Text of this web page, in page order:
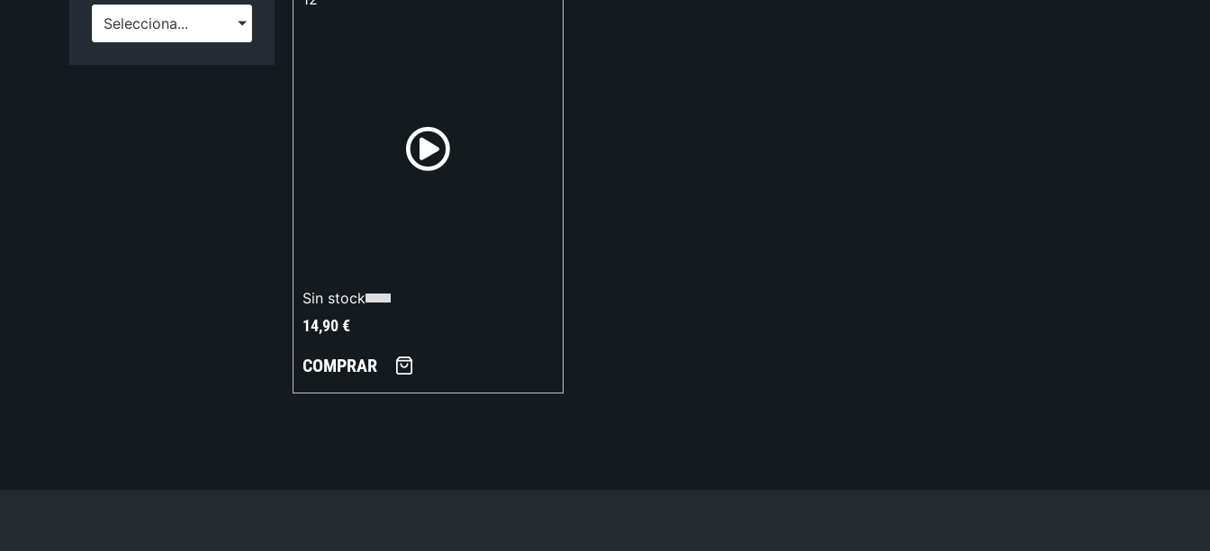
Selecciona...
Sin stock
14,90€
COMPRAR